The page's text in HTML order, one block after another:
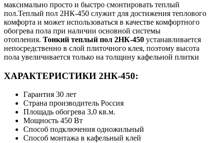
максимально просто и быстро смонтировать теплый
пол.Теплый пол 2НК-450 служит для достижения теплового
комфорта и может использоваться в качестве комфортного
обогрева пола при наличии основной системы
отопления. Тонкий теплый пол 2НК-450 устанавливается
непосредственно в слой плиточного клея, поэтому высота
пола увеличивается только на толщину кафельной плитки
ХАРАКТЕРИСТИКИ 2НК-450:
Гарантия 30 лет
Страна производитель Россия
Площадь обогрева 3,0 кв.м.
Мощность 450 Вт
Способ подключения одножильный
Способ монтажа в кафельный клей